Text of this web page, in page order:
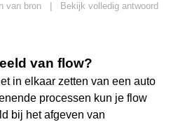
van bron
Bekijk volledig antwoord
van flow?
in elkaar zetten van een auto
processen kun je flow
bij het afgeven van